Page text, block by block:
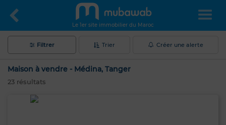
Le 1er site immobilier du Maroc
Filtrer Trier Créer une alerte
Maison à vendre - Médina, Tanger
23 résultats